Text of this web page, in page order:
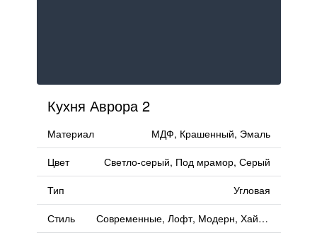
Кухня Аврора 2
Материал
МДФ, Крашенный, Эмаль
Цвет
Светло-серый, Под мрамор, Серый
Тип
Угловая
Стиль
Современные, Лофт, Модерн, Хай-тек